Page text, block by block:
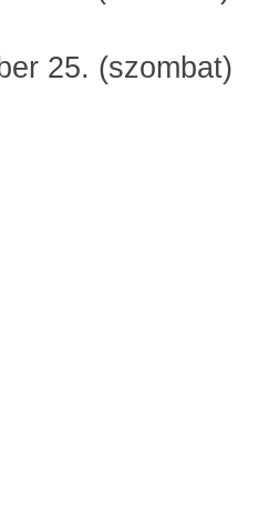
25. (szombat)